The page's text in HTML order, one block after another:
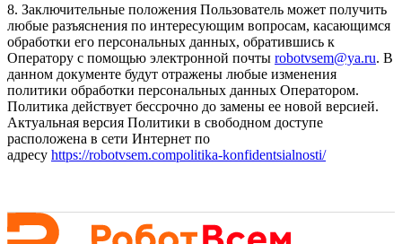
8. Заключительные положения Пользователь может получить
любые разъяснения по интересующим вопросам, касающимся
обработки его персональных данных, обратившись к
Оператору с помощью электронной почты robotvsem@ya.ru. В
данном документе будут отражены любые изменения
политики обработки персональных данных Оператором.
Политика действует бессрочно до замены ее новой версией.
Актуальная версия Политики в свободном доступе
расположена в сети Интернет по
адресу https://robotvsem.compolitika-konfidentsialnosti/